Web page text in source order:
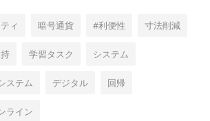
ィ 暗号通貨 #利便性 寸法削減
学習タスク システム
ステム デジタル 回帰
ライン